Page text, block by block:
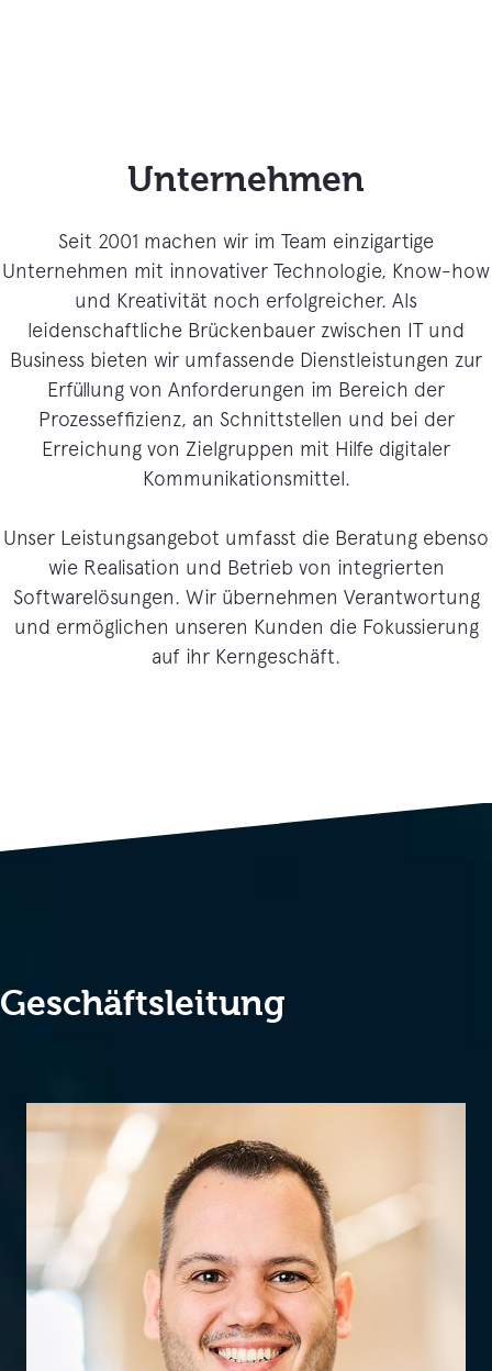
Unternehmen
Seit 2001 machen wir im Team einzigartige
Unternehmen mit innovativer Technologie, Know-how
und Kreativität noch erfolgreicher. Als
leidenschaftliche Brückenbauer zwischen IT und
Business bieten wir umfassende Dienstleistungen zur
Erfüllung von Anforderungen im Bereich der
Prozesseffizienz, an Schnittstellen und bei der
Erreichung von Zielgruppen mit Hilfe digitaler
Kommunikationsmittel.
Unser Leistungsangebot umfasst die Beratung ebenso
wie Realisation und Betrieb von integrierten
Softwarelösungen. Wir übernehmen Verantwortung
und ermöglichen unseren Kunden die Fokussierung
auf ihr Kerngeschäft.
Geschäftsleitung